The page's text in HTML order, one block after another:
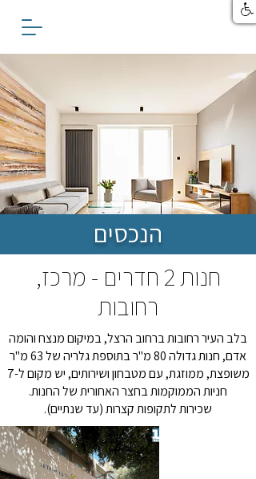
הנכסים
חנות 2 חדרים - מרכז,
רחובות
בלב העיר רחובות ברחוב הרצל, במיקום מנצח והומה
אדם, חנות גדולה 80 מ"ר בתוספת גלריה של 63 מ"ר
משופצת, ממוזגת, עם מטבחון ושירותים, יש מקום ל-7
חניות הממוקמות בחצר האחורית של החנות.
שכירות לתקופות קצרות (עד שנתיים).